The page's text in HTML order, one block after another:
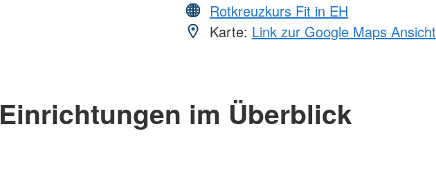
Rotkreuzkurs Fit in EH
Karte: Link zur Google Maps Ansicht
Einrichtungen im Überblick